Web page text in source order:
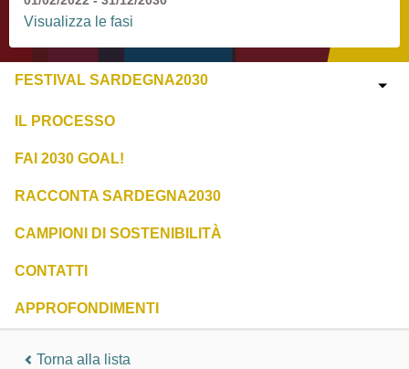
Visualizza le fasi
FESTIVAL SARDEGNA2030
IL PROCESSO
FAI 2030 GOAL!
RACCONTA SARDEGNA2030
CAMPIONI DI SOSTENIBILITÀ
CONTATTI
APPROFONDIMENTI
Torna alla lista